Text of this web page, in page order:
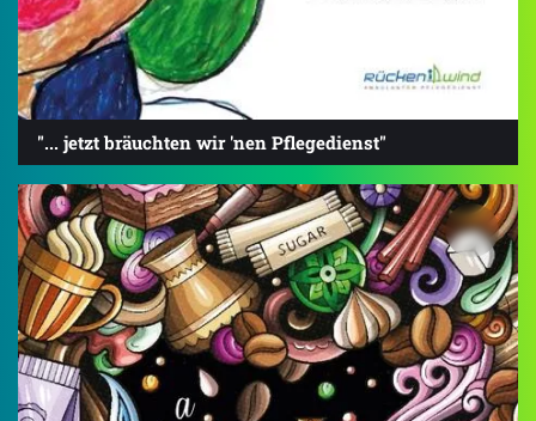
"... jetzt bräuchten wir 'nen Pflegedienst"